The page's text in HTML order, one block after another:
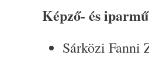
Képző- és
Sárközi Fanni